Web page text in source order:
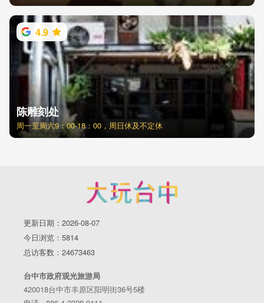
4.9
陈雕刻处
周一至周六9：00-18：00，周日休及不定休
更新日期：2026-08-07
今日浏览：5814
总访客数：24673463
台中市政府观光旅游局
420018台中市丰原区阳明街36号5楼